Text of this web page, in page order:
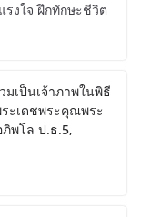
งใจ ฝึกทักษะชีวิต
เป็นเจ้าภาพในพิธี
ะเดชพระคุณพระ
พโล ป.ธ.5,